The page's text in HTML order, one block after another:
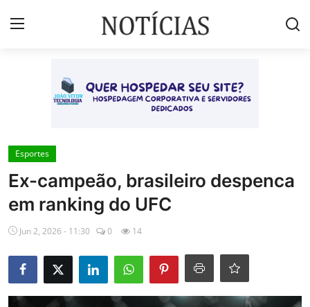
Login
Brasil
Esportes
Vales de Minas
Celebridades e Famosos
Contato
Galeria
Esportes
Ex-campeão, brasileiro despenca
em ranking do UFC
Jun 2, 2026 - 11:30 0 14